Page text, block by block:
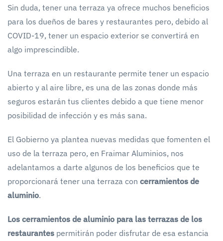
Sin duda, tener una terraza ya ofrece muchos beneficios
para los dueños de bares y restaurantes pero, debido al
COVID-19, tener un espacio exterior se convertirá en
algo imprescindible.
Una terraza en un restaurante permite tener un espacio
abierto y al aire libre, es una de las zonas donde más
seguros estarán tus clientes debido a que tiene menor
posibilidad de infección y es más sana.
El Gobierno ya plantea nuevas medidas que fomenten el
uso de la terraza pero, en Fraimar Aluminios, nos
adelantamos a darte algunos de los beneficios que te
proporcionará tener una terraza con cerramientos de
aluminio.
Los cerramientos de aluminio para las terrazas de los
restaurantes permitirán poder disfrutar de esa estancia